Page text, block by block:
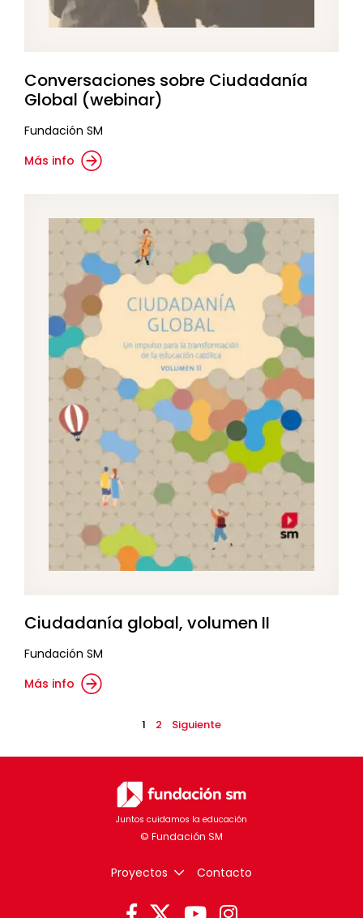
Conversaciones sobre Ciudadanía
Global (webinar)
Fundación SM
Más info
Ciudadanía global, volumen II
Fundación SM
Más info
1 2 Siguiente
Juntos cuidamos la educación
Proyectos Contacto